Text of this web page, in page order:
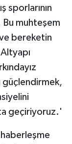
sporlarının
Bu muhteşem
bereketin
güçlendirmek,
geçiriyoruz.'
haberleşme